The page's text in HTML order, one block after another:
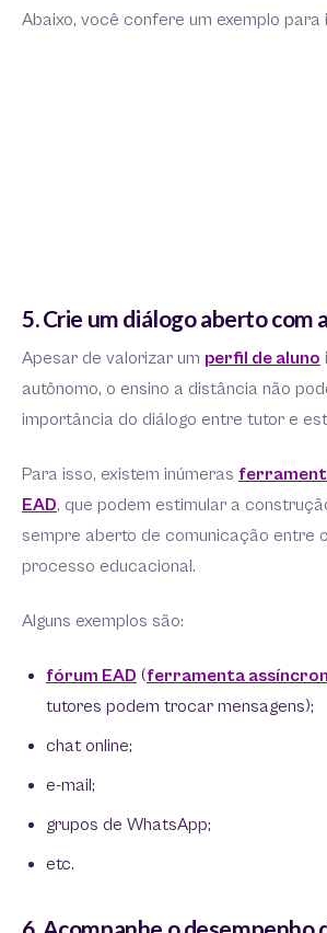
Abaixo, você confere um exemplo para
5. Crie um diálogo aberto com
Apesar de valorizar um perfil de aluno
autônomo, o ensino a distância não
importância do diálogo entre tutor e
Para isso, existem inúmeras
EAD, que podem estimular a
sempre aberto de comunicação entre
processo educacional.
Alguns exemplos são:
fórum EAD (ferramenta
tutores podem trocar mensagens);
chat online;
e-mail;
grupos de WhatsApp;
etc.